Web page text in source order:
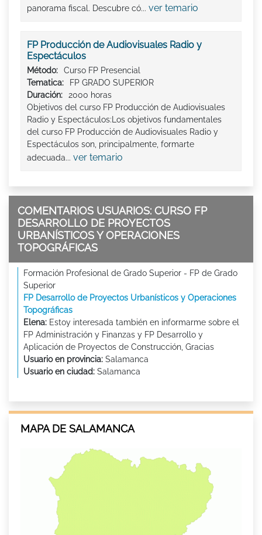
panorama fiscal. Descubre có... ver temario
FP Producción de Audiovisuales Radio y
Espectáculos
Método:
Curso FP Presencial
Tematica:
FP GRADO SUPERIOR
Duración:
2000 horas
Objetivos del curso FP Producción de Audiovisuales
Radio y Espectáculos:Los objetivos fundamentales
del curso FP Producción de Audiovisuales Radio y
Espectáculos son, principalmente, formarte
adecuada... ver temario
COMENTARIOS USUARIOS: CURSO FP
DESARROLLO DE PROYECTOS
URBANÍSTICOS Y OPERACIONES
TOPOGRÁFICAS
Formación Profesional de Grado Superior - FP de Grado
Superior
FP Desarrollo de Proyectos Urbanísticos y Operaciones
Topográficas
Elena: Estoy interesada también en informarme sobre el
FP Administración y Finanzas y FP Desarrollo y
Aplicación de Proyectos de Construcción, Gracias
Usuario en provincia: Salamanca
Usuario en ciudad: Salamanca
MAPA DE SALAMANCA